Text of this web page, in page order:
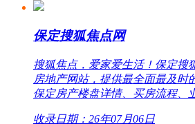
保定搜狐焦点网
搜狐焦点，爱家爱生活！保定搜
房地产网站，提供最全面最及时
保定房产楼盘详情、买房流程、
收录日期：26年07月06日